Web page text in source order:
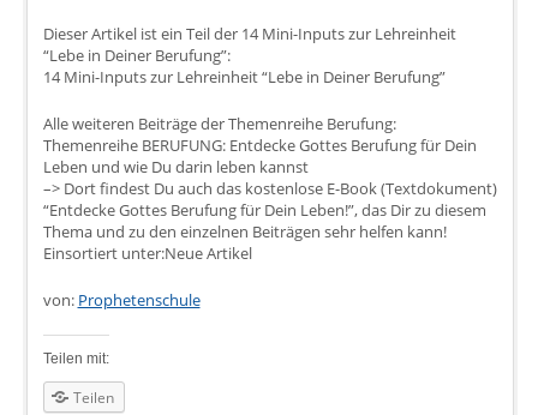
Dieser Artikel ist ein Teil der 14 Mini-Inputs zur Lehreinheit
“Lebe in Deiner Berufung”:
14 Mini-Inputs zur Lehreinheit “Lebe in Deiner Berufung”
Alle weiteren Beiträge der Themenreihe Berufung:
Themenreihe BERUFUNG: Entdecke Gottes Berufung für Dein
Leben und wie Du darin leben kannst
–> Dort findest Du auch das kostenlose E-Book (Textdokument)
“Entdecke Gottes Berufung für Dein Leben!”, das Dir zu diesem
Thema und zu den einzelnen Beiträgen sehr helfen kann!
Einsortiert unter:Neue Artikel
von: Prophetenschule
Teilen mit:
Teilen